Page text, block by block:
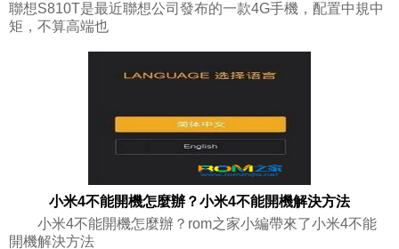
聯想S810T是最近聯想公司發布的一款4G手機，配置中規中
矩，不算高端也
小米4不能開機怎麼辦？小米4不能開機解決方法
小米4不能開機怎麼辦？rom之家小編帶來了小米4不能
開機解決方法